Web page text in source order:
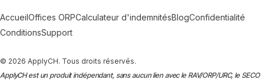
AccueilOffices ORPCalculateur d'indemnitésBlogConfidentialité
ConditionsSupport
© 2026 ApplyCH. Tous droits réservés.
ApplyCH est un produit indépendant, sans aucun lien avec le RAV/ORP/URC, le SECO